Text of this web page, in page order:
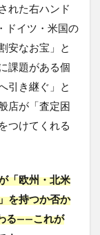
れた右ハンド
ドイツ・米国の
安なお宝」と
課題がある個
引き継ぐ」と
店が「査定困
つけてくれる
「欧州・北米
を持つか否か
る——これが